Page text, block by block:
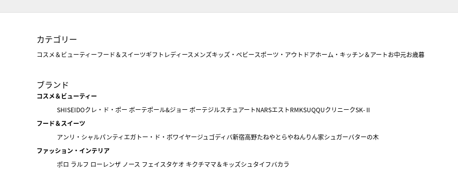
カテゴリー
コスメ＆ビューティーフード＆スイーツギフト レディース メンズキッズ・ベビースポーツ・アウトドアホーム・キッチン＆アートお中元お歳暮
ブランド
コスメ＆ビューティー
SHISEIDOクレ・ド・ポー ボーテポール&ジョー ボーテジルスチュアートNARSエストRMKSUQQUクリニークSK-Ⅱ
フード＆スイーツ
アンリ・シャルパンティエガトー・ド・ボワイヤージュ ゴディバ新宿高野たねやとらやねんりん家シュガーバターの木
ファッション・インテリア
ポロ ラルフ ローレンザ ノース フェイスタケオ キクチママ＆キッズシュタイフバカラ